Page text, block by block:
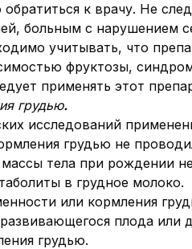
к врачу. Не
больным с нарушением
учитывать, что
фруктозы,
применять этот
грудью.
исследований
грудью не
тела при рождении
в грудное молоко.
или кормления
плода или
грудью.